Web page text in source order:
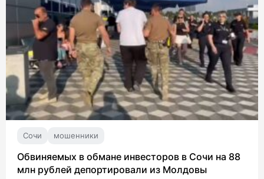
Сочи мошенники
Обвиняемых в обмане инвесторов в Сочи на 88
млн рублей депортировали из Молдовы